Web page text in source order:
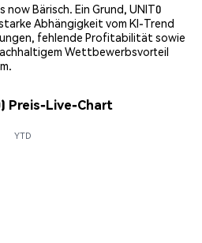
Bärisch. Ein Grund, UNIT0
Abhängigkeit vom KI-Trend
fehlende Profitabilität sowie
Wettbewerbsvorteil
Preis-Live-Chart
YTD